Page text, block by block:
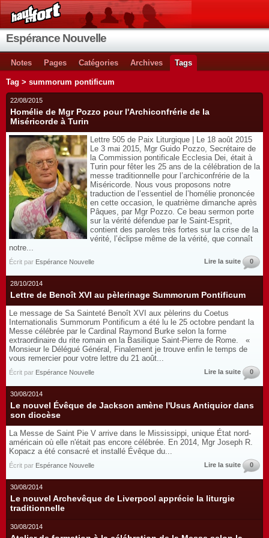
Espérance Nouvelle
Notes Pages Catégories Archives Tags
Tag > summorum pontificum
22/08/2015
Homélie de Mgr Pozzo pour l'Archiconfrérie de la
Miséricorde à Turin
Lettre 505 de Paix Liturgique | Le 18 août 2015
Le 3 mai 2015, Mgr Guido Pozzo, Secrétaire de
la Commission pontificale Ecclesia Dei, était à
Turin pour fêter les 25 ans de la célébration de la
messe traditionnelle pour l’archiconfrérie de la
Miséricorde. Nous vous proposons notre
traduction de l’essentiel de l’homélie prononcée
en cette occasion, le quatrième dimanche après
Pâques, par Mgr Pozzo. Ce beau sermon porte
sur la vérité défendue par le Saint-Esprit,
contient des paroles très fortes sur la crise de la
vérité, l’éclipse même de la vérité, que connaît
notre...
Écrit par Espérance Nouvelle Lire la suite 0
28/10/2014
Lettre de Benoît XVI au pèlerinage Summorum Pontificum
Le message de Sa Sainteté Benoît XVI aux pèlerins du Coetus
Internationalis Summorum Pontificum a été lu le 25 octobre pendant la
Messe célébrée par le Cardinal Raymond Burke selon la forme
extraordinaire du rite romain en la Basilique Saint-Pierre de Rome. «
Monsieur le Délégué Général, Finalement je trouve enfin le temps de
vous remercier pour votre lettre du 21 août...
Écrit par Espérance Nouvelle Lire la suite 0
30/08/2014
Le nouvel Évêque de Jackson amène l'Usus Antiquior dans
son diocèse
La Messe de Saint Pie V arrive dans le Mississippi, unique État nord-
américain où elle n'était pas encore célébrée. En 2014, Mgr Joseph R.
Kopacz a été consacré et installé Évêque du...
Écrit par Espérance Nouvelle Lire la suite 0
30/08/2014
Le nouvel Archevêque de Liverpool apprécie la liturgie
traditionnelle
30/08/2014